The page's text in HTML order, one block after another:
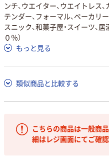
ンチ、ウエイター、ウエイトレス
テンダー、フォーマル、ベーカリ
スニック、和菓子屋・スイーツ、居
０％）
もっと見る
類似商品と比較する
こちらの商品は一般商
細はレジ画面にてご確